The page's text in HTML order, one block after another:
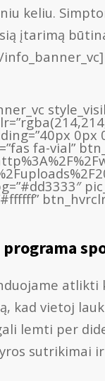
keliu.
įtarimą
info_banner_vc]
0px
fa-vial”
kad vietoj
lemti per
sutrikimai